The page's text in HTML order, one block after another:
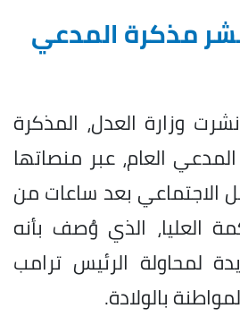
مذكرة المدعي
وزارة العدل، المذكرة
العام، عبر منصاتها
الاجتماعي بعد ساعات من
العليا، الذي وُصف بأنه
لمحاولة الرئيس ترامب
بالولادة.